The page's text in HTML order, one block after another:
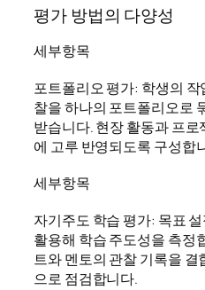
평가 방법의 다양성
세부항목
포트폴리오 평가: 학생의
찰을 하나의 포트폴리오로
받습니다. 현장 활동과 프
에 고루 반영되도록 구성합
세부항목
자기주도 학습 평가: 목표
활용해 학습 주도성을 측정
트와 멘토의 관찰 기록을
으로 점검합니다.